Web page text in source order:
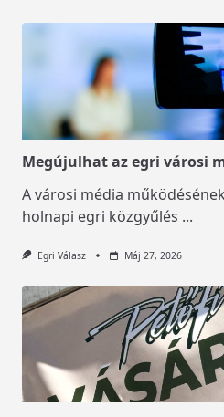
Megújulhat az egri városi
A városi média
holnapi egri közgyűlés ...
Egri Válasz Máj 27, 2026